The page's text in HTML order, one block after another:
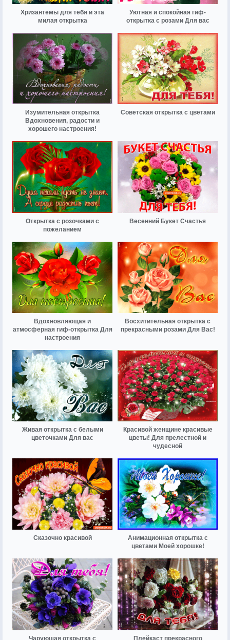
Хризантемы для тебя и эта
милая открытка
Уютная и спокойная гиф-
открытка с розами Для вас
Изумительная открытка
Вдохновения, радости и
хорошего настроения!
Советская открытка с цветами
Открытка с розочками с
пожеланием
Весенний Букет Счастья
Вдохновляющая и
атмосферная гиф-открытка Для
настроения
Восхитительная открытка с
прекрасными розами Для Вас!
Живая открытка с белыми
цветочками Для вас
Красивой женщине красивые
цветы! Для прелестной и
чудесной
Сказочно красивой
Анимационная открытка с
цветами Моей хорошке!
Чарующая открытка с Плейкаст прекрасного